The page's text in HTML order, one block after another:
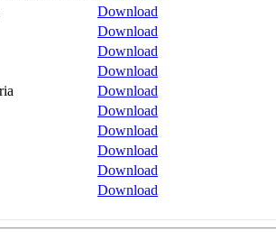
Download
Download
Download
Download
Download
Download
Download
Download
Download
Download